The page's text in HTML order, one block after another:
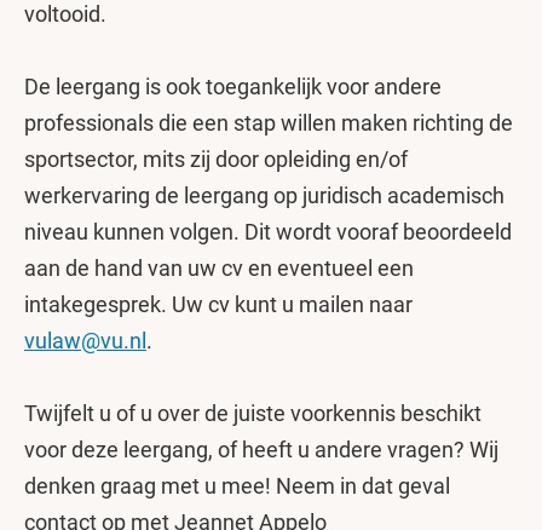
voltooid.
De leergang is ook toegankelijk voor andere
professionals die een stap willen maken richting de
sportsector, mits zij door opleiding en/of
werkervaring de leergang op juridisch academisch
niveau kunnen volgen. Dit wordt vooraf beoordeeld
aan de hand van uw cv en eventueel een
intakegesprek. Uw cv kunt u mailen naar
vulaw@vu.nl .
Twijfelt u of u over de juiste voorkennis beschikt
voor deze leergang, of heeft u andere vragen? Wij
denken graag met u mee! Neem in dat geval
contact op met Jeannet Appelo